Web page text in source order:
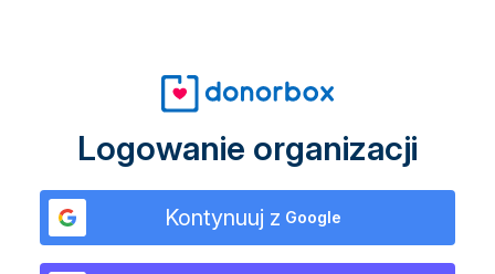
Logowanie organizacji
Kontynuuj z Google